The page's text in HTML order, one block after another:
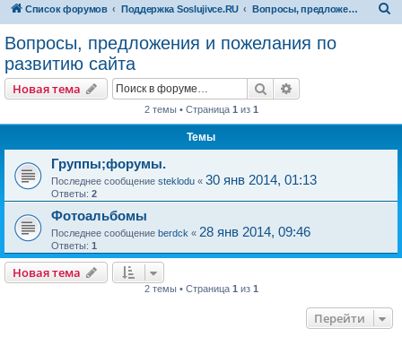
Список форумов Поддержка Soslujivce.RU Вопросы, предложения и пожелания по развитию сайта
Вопросы, предложения и пожелания по
развитию сайта
Новая тема Поиск
2 темы • Страница 1 из 1
Темы
Группы;форумы.
Последнее сообщение steklodu « 30 янв 2014, 01:13
Ответы: 2
Фотоальбомы
Последнее сообщение berdck « 28 янв 2014, 09:46
Ответы: 1
Новая тема
2 темы • Страница 1 из 1
Перейти